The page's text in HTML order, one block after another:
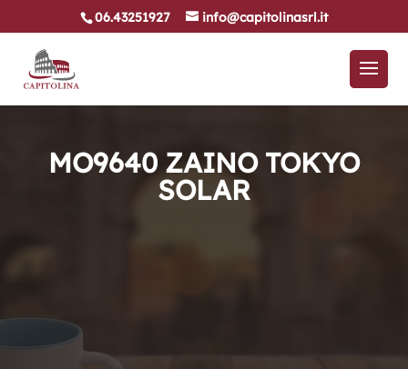
06.43251927 info@capitolinasrl.it
MO9640 ZAINO TOKYO
SOLAR